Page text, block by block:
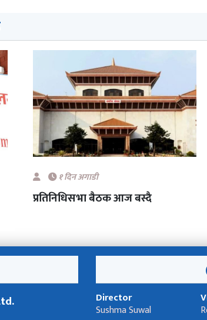
१ दिन अगाडी
प्रतिनिधिसभा बैठक आज बस्दै
Director
Sushma Suwal